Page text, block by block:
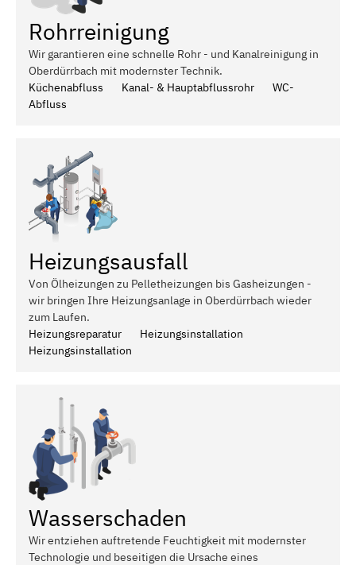
Rohrreinigung
Wir garantieren eine schnelle Rohr - und Kanalreinigung in
Oberdürrbach mit modernster Technik.
Küchenabfluss
Kanal- & Hauptabflussrohr
WC-
Abfluss
Heizungsausfall
Von Ölheizungen zu Pelletheizungen bis Gasheizungen -
wir bringen Ihre Heizungsanlage in Oberdürrbach wieder
zum Laufen.
Heizungsreparatur
Heizungsinstallation
Heizungsinstallation
Wasserschaden
Wir entziehen auftretende Feuchtigkeit mit modernster
Technologie und beseitigen die Ursache eines